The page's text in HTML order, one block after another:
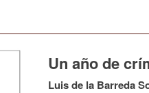
Un año de
Luis de la Barreda